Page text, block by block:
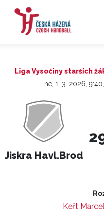
Liga Vysočiny starších
ne, 1. 3. 2026,
Jiskra Havl.Brod
Keřt Marcel